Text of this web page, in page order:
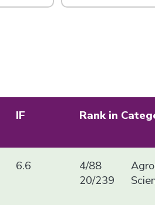
IF Rank in
6.6
4/88
20/239